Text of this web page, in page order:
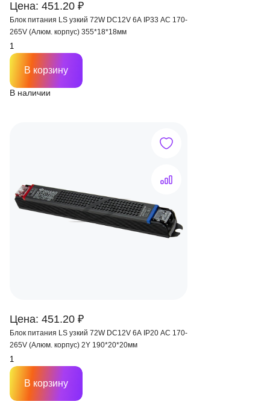
Цена: 451.20 ₽
Блок питания LS узкий 72W DC12V 6A IP33 AC 170-
265V (Алюм. корпус) 355*18*18мм
В наличии
В корзину
Цена: 451.20 ₽
Блок питания LS узкий 72W DC12V 6A IP20 AC 170-
265V (Алюм. корпус) 2Y 190*20*20мм
В корзину